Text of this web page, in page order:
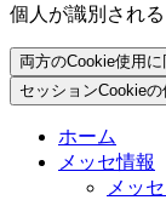
個人が識別され
両方のCookie使用に
セッションCookie
ホーム
メッセ情報
メッ